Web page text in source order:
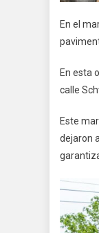
En el
En esta
calle
Este
dejaron